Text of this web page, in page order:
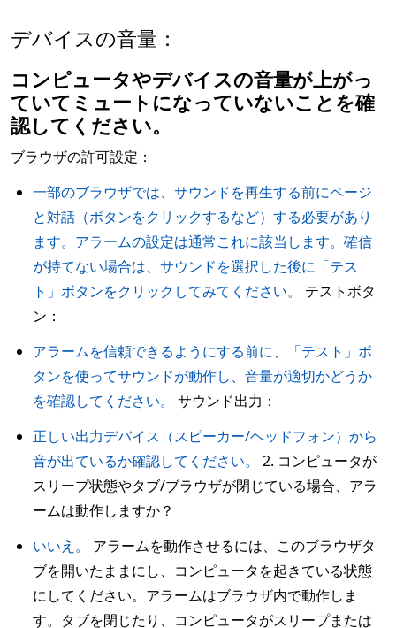
デバイスの音量：
コンピュータやデバイスの音量が上がっ
ていてミュートになっていないことを確
認してください。
ブラウザの許可設定：
一部のブラウザでは、サウンドを再生する前にページ
と対話（ボタンをクリックするなど）する必要があり
ます。アラームの設定は通常これに該当します。確信
が持てない場合は、サウンドを選択した後に「テス
ト」ボタンをクリックしてみてください。
テストボタ
ン：
アラームを信頼できるようにする前に、「テスト」ボ
タンを使ってサウンドが動作し、音量が適切かどうか
を確認してください。
サウンド出力：
正しい出力デバイス（スピーカー/ヘッドフォン）から
音が出ているか確認してください。
2. コンピュータが
スリープ状態やタブ/ブラウザが閉じている場合、アラ
ームは動作しますか？
いいえ。
アラームを動作させるには、このブラウザタ
ブを開いたままにし、コンピュータを起きている状態
にしてください。アラームはブラウザ内で動作しま
す。タブを閉じたり、コンピュータがスリープまたは